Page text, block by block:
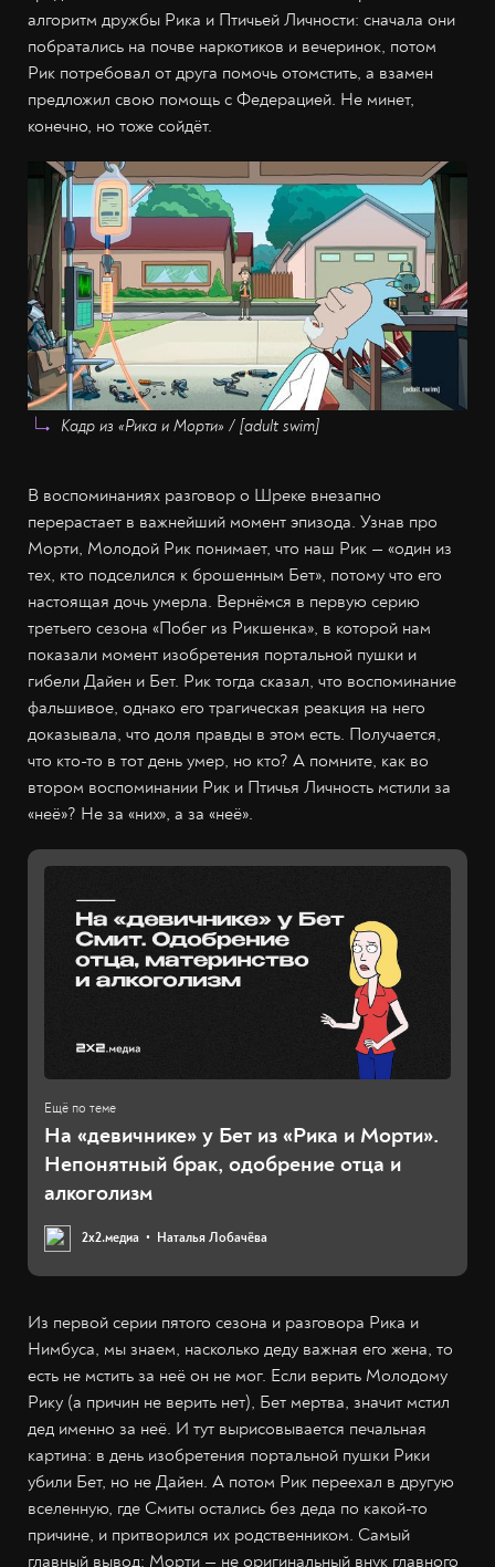
алгоритм дружбы Рика и Птичьей Личности: сначала они
побратались на почве наркотиков и вечеринок, потом
Рик потребовал от друга помочь отомстить, а взамен
предложил свою помощь с Федерацией. Не минет,
конечно, но тоже сойдёт.
Кадр из «Рика и Морти» / [adult swim]
В воспоминаниях разговор о Шреке внезапно
перерастает в важнейший момент эпизода. Узнав про
Морти, Молодой Рик понимает, что наш Рик — «один из
тех, кто подселился к брошенным Бет», потому что его
настоящая дочь умерла. Вернёмся в первую серию
третьего сезона «Побег из Рикшенка», в которой нам
показали момент изобретения портальной пушки и
гибели Дайен и Бет. Рик тогда сказал, что воспоминание
фальшивое, однако его трагическая реакция на него
доказывала, что доля правды в этом есть. Получается,
что кто-то в тот день умер, но кто? А помните, как во
втором воспоминании Рик и Птичья Личность мстили за
«неё»? Не за «них», а за «неё».
На «девичнике» у Бет из «Рика и Морти».
Непонятный брак, одобрение отца и
алкоголизм
2х2.медиа Наталья Лобачёва
Из первой серии пятого сезона и разговора Рика и
Нимбуса, мы знаем, насколько деду важная его жена, то
есть не мстить за неё он не мог. Если верить Молодому
Рику (а причин не верить нет), Бет мертва, значит мстил
дед именно за неё. И тут вырисовывается печальная
картина: в день изобретения портальной пушки Рики
убили Бет, но не Дайен. А потом Рик переехал в другую
вселенную, где Смиты остались без деда по какой-то
причине, и притворился их родственником. Самый
главный вывод: Морти — не оригинальный внук главного